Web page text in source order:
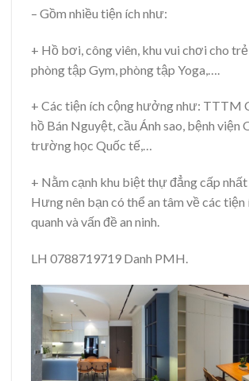
– Gồm nhiều tiện ích như:
+ Hồ bơi, công viên, khu vui chơi cho trẻ
phòng tập Gym, phòng tập Yoga,….
+ Các tiện ích cộng hưởng như: TTTM
hồ Bán Nguyệt, cầu Ánh sao, bệnh viện
trường học Quốc tế,…
+ Nằm cạnh khu biệt thự đẳng cấp
Hưng nên bạn có thể an tâm về các tiện
quanh và vấn đề an ninh.
LH 0788719719 Danh PMH.